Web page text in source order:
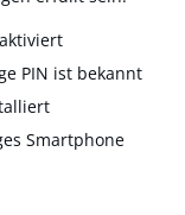
PIN ist bekannt
Smartphone